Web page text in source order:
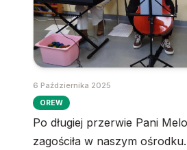
6 Października 2025
OREW
Po długiej przerwie Pani
zagościła w naszym